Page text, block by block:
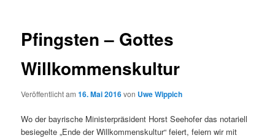
Pfingsten – Gottes
Willkommenskultur
Veröffentlicht am16. Mai 2016von Uwe Wippich
Wo der bayrische Ministerpräsident Horst Seehofer das notariell
besiegelte „Ende der Willkommenskultur“ feiert, feiern wir mit